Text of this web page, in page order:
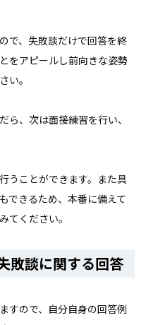
で、失敗談だけで回答を終
をアピールし前向きな姿勢
い。
ら、次は面接練習を行い、
うことができます。また具
できるため、本番に備えて
てください。
敗談に関する回答
すので、自分自身の回答例